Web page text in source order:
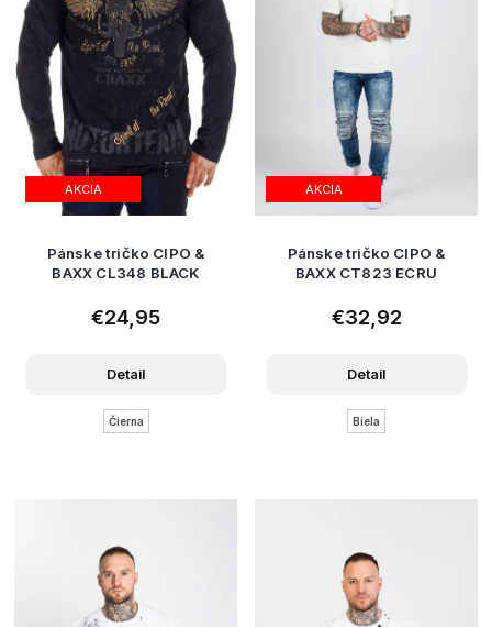
AKCIA
Pánske tričko CIPO &
BAXX CL348 BLACK
€24,95
Detail
Čierna
AKCIA
Pánske tričko CIPO &
BAXX CT823 ECRU
€32,92
Detail
Biela